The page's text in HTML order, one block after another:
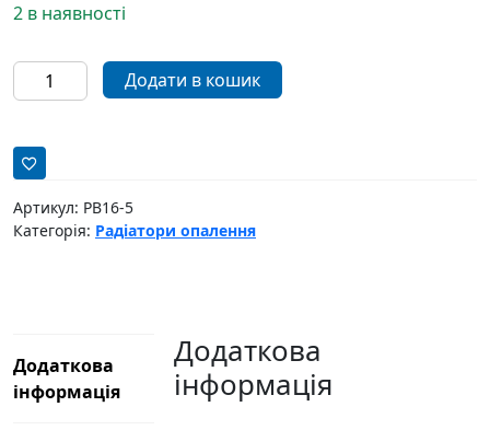
2 в наявності
Сталевий
панельний
Korado
22-
VK
600x400мм
Додати в кошик
Артикул: РВ16-5
Категорія: Радіатори опалення
Додаткова
інформація
Додаткова
інформація